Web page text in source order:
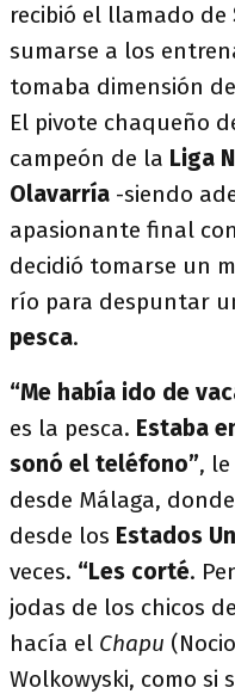
recibió el llamado de
sumarse a los
tomaba dimensión
El pivote chaqueño
campeón de la Liga
Olavarría -siendo
apasionante final
decidió tomarse un
río para despuntar
pesca.
“Me había ido de
es la pesca. Estaba
sonó el teléfono”,
desde Málaga,
desde los Estados
veces. “Les corté.
jodas de los chicos
hacía el Chapu
Wolkowyski, como si